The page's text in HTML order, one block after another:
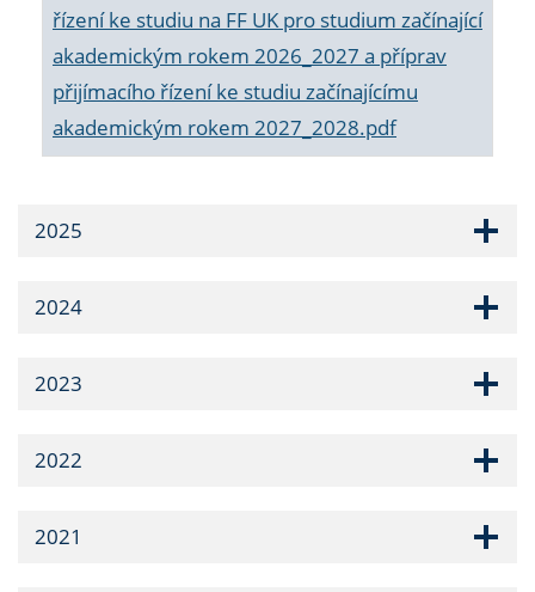
řízení ke studiu na FF UK pro studium začínající
akademickým rokem 2026_2027 a příprav
přijímacího řízení ke studiu začínajícímu
akademickým rokem 2027_2028.pdf
2025
2024
2023
2022
2021